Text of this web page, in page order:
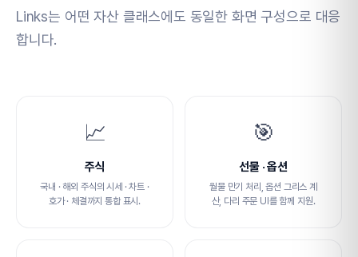
Links는 어떤 자산 클래스에도 동일한 화면 구성으로 대응
합니다.
📈
주식
국내 · 해외 주식의 시세 · 차트 ·
호가 · 체결까지 통합 표시.
🎯
선물 · 옵션
월물 만기 처리, 옵션 그리스 계
산, 다리 주문 UI를 함께 지원.